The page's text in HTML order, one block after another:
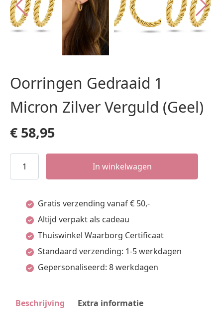
Oorringen Gedraaid 1
Micron Zilver Verguld (Geel)
€ 58,95
Oorringen
Gedraaid
Micron
Zilver
Verguld
(Geel)
aantal
In winkelwagen
Gratis verzending vanaf € 50,-
Altijd verpakt als cadeau
Thuiswinkel Waarborg Certificaat
Standaard verzending: 1-5 werkdagen
Gepersonaliseerd: 8 werkdagen
Beschrijving Extra informatie